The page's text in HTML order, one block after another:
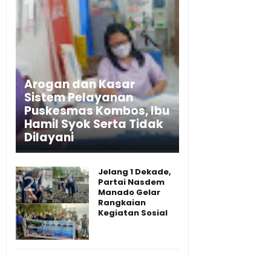
Arogan dan Kasar
Sistem Pelayanan
Puskesmas Kombos, Ibu
Hamil Syok Serta Tidak
Dilayani
Jelang 1 Dekade,
Partai Nasdem
Manado Gelar
Rangkaian
Kegiatan Sosial